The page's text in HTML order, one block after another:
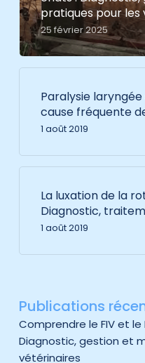
pratiques pour
25 février 2025
Paralysie
cause fréquente
1 août 2019
La luxation de la
Diagnostic,
1 août 2019
Publications
Comprendre le FIV et le
Diagnostic, gestion et
vétérinaires